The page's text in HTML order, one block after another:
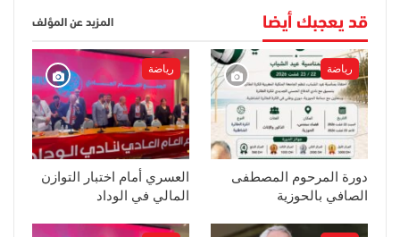
قد يعجبك أيضا المزيد عن المؤلف
رياضة
دورة المرحوم المصطفى
الصافي بالحوزية
رياضة
العسري أمام اختبار التوازن
المالي في الوداد